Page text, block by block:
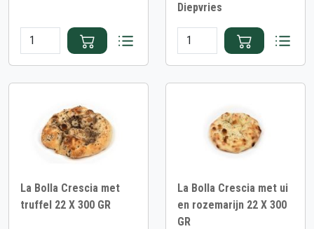
Diepvries
La Bolla Crescia met
truffel 22 X 300 GR
La Bolla Crescia met ui
en rozemarijn 22 X 300
GR